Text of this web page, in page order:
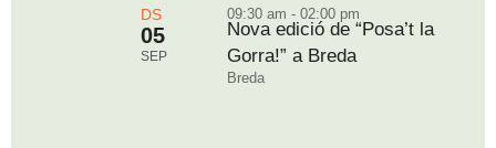
DS
05
SEP
09:30 am - 02:00 pm
Nova edició de “Posa’t la
Gorra!” a Breda
Breda